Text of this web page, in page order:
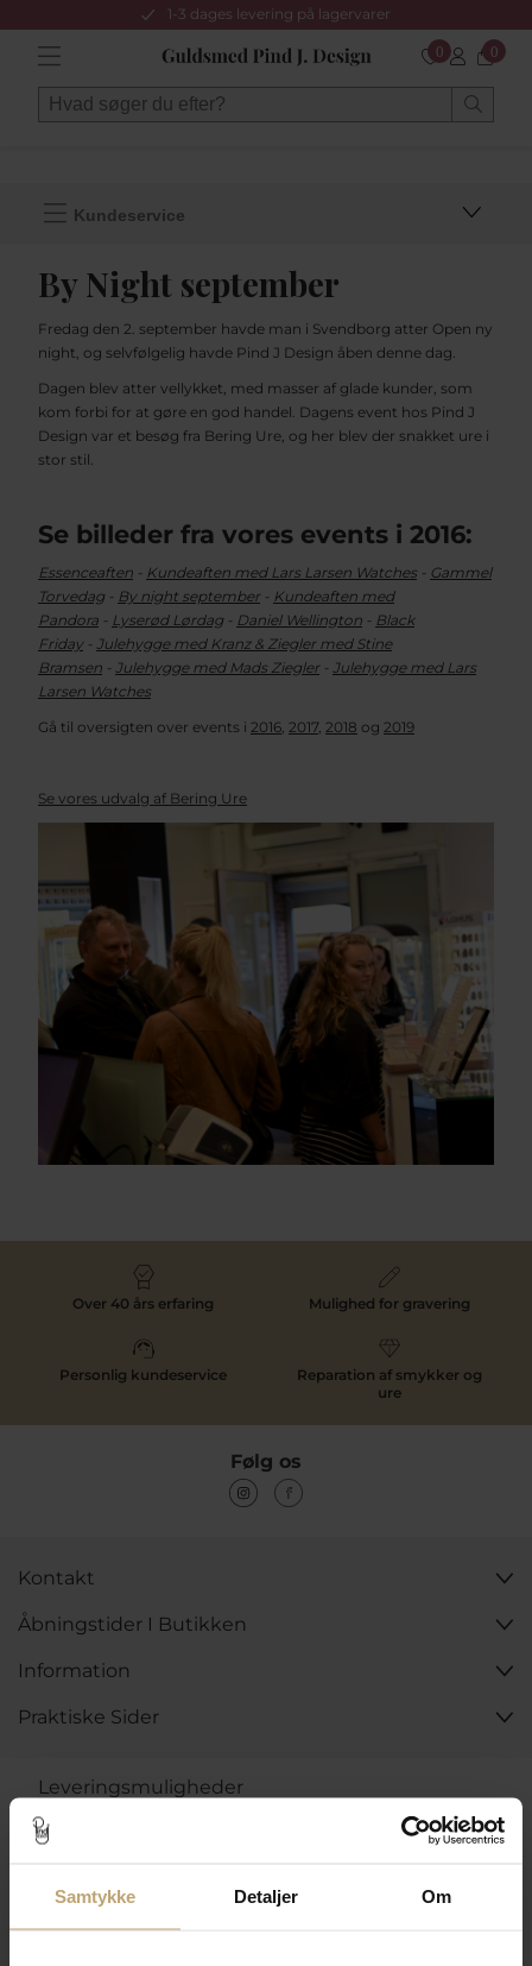
Samtykke Detaljer Om
1-3 dages levering på lagervarer
0 0
Kundeservice
By Night september
Fredag den 2. september havde man i Svendborg atter Open ny
night, og selvfølgelig havde Pind J Design åben denne dag.
Dagen blev atter vellykket, med masser af glade kunder, som
kom forbi for at gøre en god handel. Dagens event hos Pind J
Design var et besøg fra Bering Ure, og her blev der snakket ure i
stor stil.
Se billeder fra vores events i 2016:
Essenceaften - Kundeaften med Lars Larsen Watches - Gammel
Torvedag - By night september - Kundeaften med
Pandora - Lyserød Lørdag - Daniel Wellington - Black
Friday- Julehygge med Kranz & Ziegler med Stine
Bramsen - Julehygge med Mads Ziegler - Julehygge med Lars
Larsen Watches
Gå til oversigten over events i 2016, 2017, 2018 og 2019
Se vores udvalg af Bering Ure
Over 40 års erfaring Mulighed for gravering
Personlig kundeservice
Reparation af smykker og
ure
Følg os
Kontakt
Åbningstider I Butikken
Information
Praktiske Sider
Leveringsmuligheder
Betalingsmuligheder